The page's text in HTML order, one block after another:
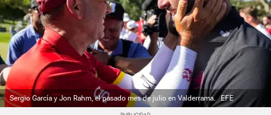
Sergio García y Jon Rahm, el pasado mes de julio en Valderrama. EFE